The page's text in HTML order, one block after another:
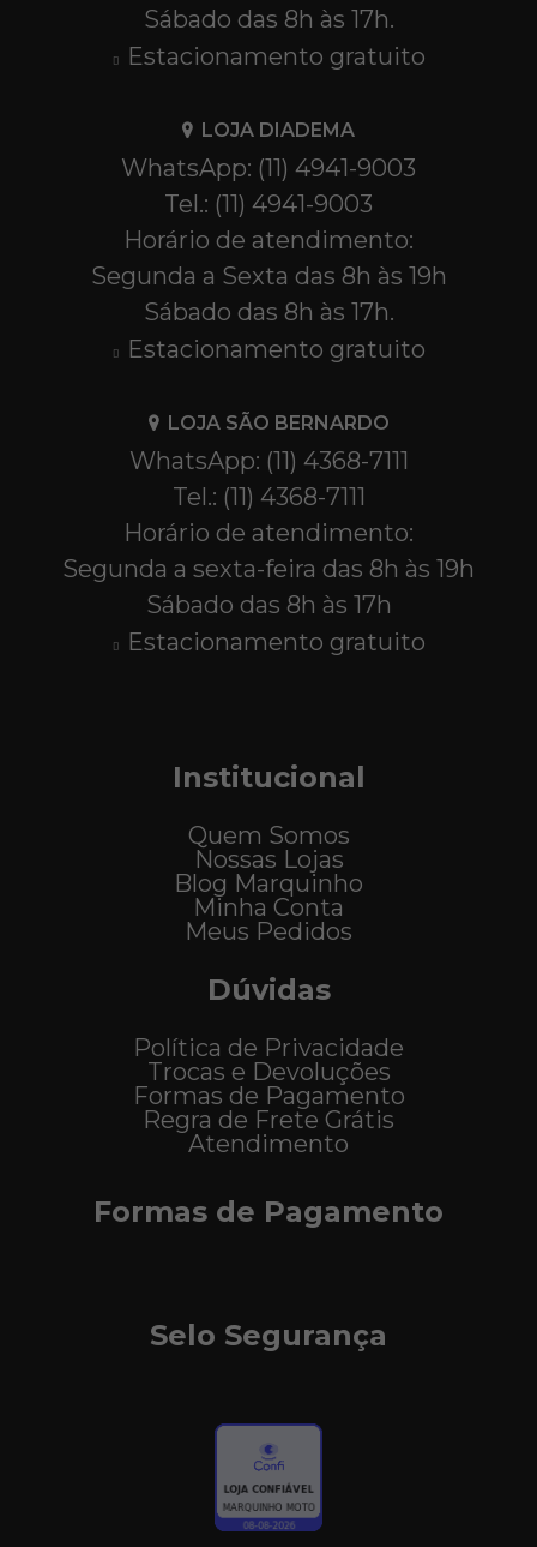
Sábado das 8h às 17h.
Estacionamento gratuito
LOJA DIADEMA
WhatsApp: (11) 4941-9003
Tel.: (11) 4941-9003
Horário de atendimento:
Segunda a Sexta das 8h às 19h
Sábado das 8h às 17h.
Estacionamento gratuito
LOJA SÃO BERNARDO
WhatsApp: (11) 4368-7111
Tel.: (11) 4368-7111
Horário de atendimento:
Segunda a sexta-feira das 8h às 19h
Sábado das 8h às 17h
Estacionamento gratuito
Institucional
Quem Somos
Nossas Lojas
Blog Marquinho
Minha Conta
Meus Pedidos
Dúvidas
Política de Privacidade
Trocas e Devoluções
Formas de Pagamento
Regra de Frete Grátis
Atendimento
Formas de Pagamento
Selo Segurança